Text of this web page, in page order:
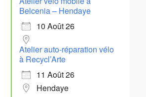
Belcenia – Hendaye
10 Août 26
Atelier auto-réparation vélo
à Recycl’Arte
11 Août 26
Hendaye